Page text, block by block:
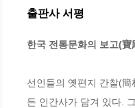
출판사 서평
한국 전통문화의 보고(
선인들의 옛편지 간찰(
든 인간사가 담겨 있다.